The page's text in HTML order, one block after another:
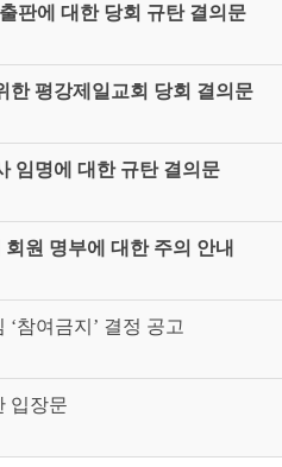
판에 대한 당회 규탄 결의문
한 평강제일교회 당회 결의문
임명에 대한 규탄 결의문
원 명부에 대한 주의 안내
참여금지’ 결정 공고
입장문